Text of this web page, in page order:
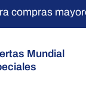
mayores
Mundial